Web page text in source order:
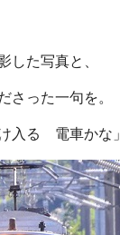
した写真と、
さった一句を。
入る 電車かな」